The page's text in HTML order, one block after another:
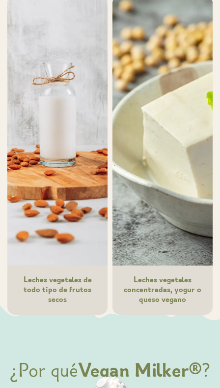
Leches vegetales de
todo tipo de frutos
secos
Leches vegetales
concentradas, yogur o
queso vegano
¿Por quéVegan Milker®?